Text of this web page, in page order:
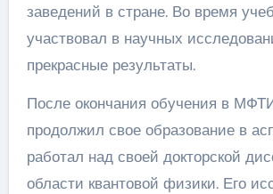
заведений в стране. Во время
участвовал в научных
прекрасные результаты.
После окончания обучения в
продолжил свое образование в
работал над своей докторской
области квантовой физики. Его